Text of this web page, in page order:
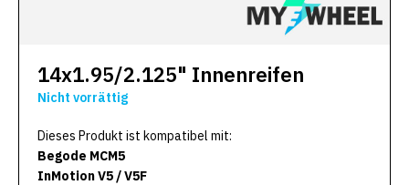
14x1.95/2.125" Innenreifen
Nicht vorrättig
Dieses Produkt ist kompatibel mit:
Begode MCM5
InMotion V5 / V5F